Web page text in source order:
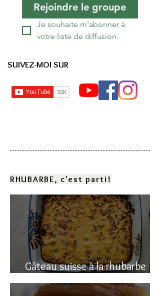
Rejoindre le groupe
Je souhaite m'abonner à
votre liste de diffusion.
SUIVEZ-MOI SUR
RHUBARBE, c'est parti!
Gâteau suisse à la rhubarbe
(avec polenta)